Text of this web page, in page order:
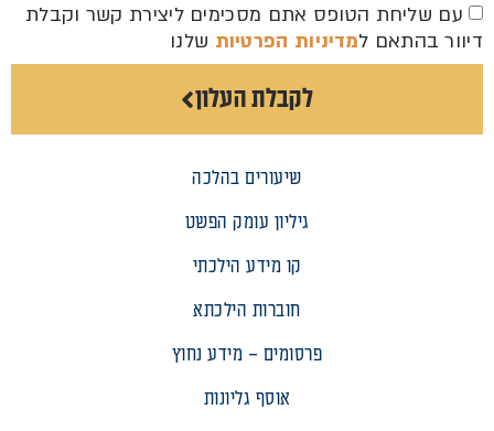
שיעורים בהלכה
גיליון עומק הפשט
קו מידע הילכתי
חוברות הילכתא
פרסומים – מידע נחוץ
אוסף גליונות
עם שליחת הטופס אתם מסכימים ליצירת קשר וקבלת
דיוור בהתאם למדיניות הפרטיות שלנו
לקבלת העלון